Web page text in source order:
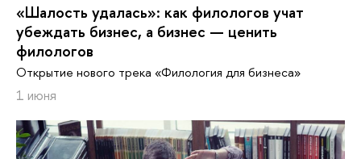
«Шалость удалась»: как филологов учат
убеждать бизнес, а бизнес — ценить
филологов
Открытие нового трека «Филология для бизнеса»
1 июня